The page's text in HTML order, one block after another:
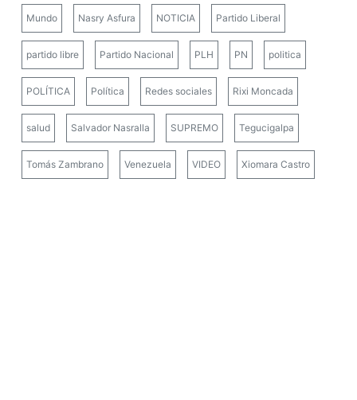
Mundo Nasry Asfura NOTICIA Partido Liberal
partido libre Partido Nacional PLH PN politica
POLÍTICA Política Redes sociales Rixi Moncada
salud Salvador Nasralla SUPREMO Tegucigalpa
Tomás Zambrano Venezuela VIDEO Xiomara Castro